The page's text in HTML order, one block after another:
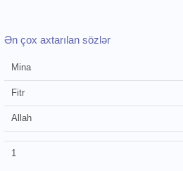
Ən çox axtarılan sözlər
Mina
Fitr
Allah
1